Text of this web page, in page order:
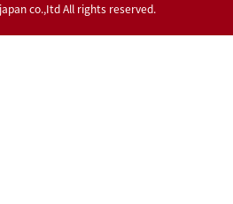
co.,Itd All rights reserved.